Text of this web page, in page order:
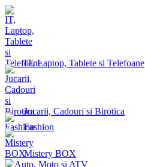
IT, Laptop, Tablete si Telefoane
Jucarii, Cadouri si Birotica
Fashion
Mistery BOX